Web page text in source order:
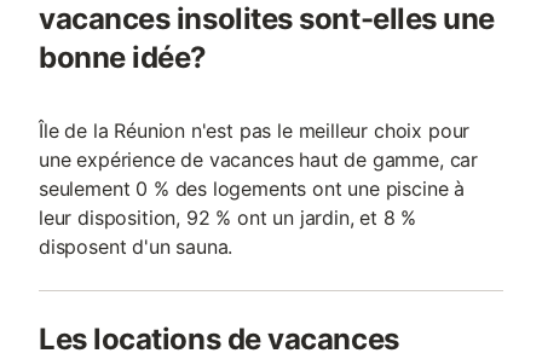
vacances insolites sont-elles une
bonne idée?
Île de la Réunion n'est pas le meilleur choix pour
une expérience de vacances haut de gamme, car
seulement 0 % des logements ont une piscine à
leur disposition, 92 % ont un jardin, et 8 %
disposent d'un sauna.
Les locations de vacances